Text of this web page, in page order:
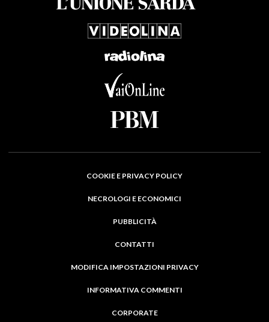
COOKIE E PRIVACY POLICY
NECROLOGI E ECONOMICI
PUBBLICITÀ
CONTATTI
MODIFICA IMPOSTAZIONI PRIVACY
INFORMATIVA COMMENTI
CORPORATE